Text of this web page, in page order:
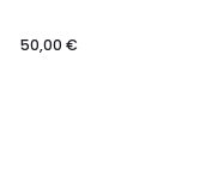
50,00 €